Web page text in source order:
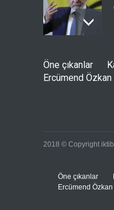
Öne çıkanlar
Ercümend Özkan
2018 © Copyright
Öne çıkanlar
Ercümend Özkan